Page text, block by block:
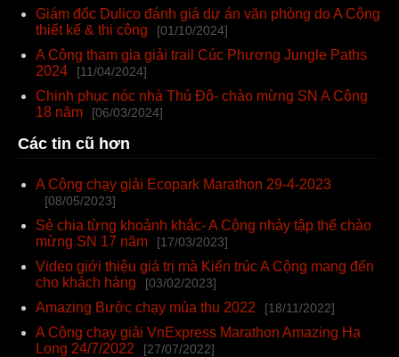
Giám đốc Dulico đánh giá dự án văn phòng do A Cộng
thiết kế & thi công
[01/10/2024]
A Cộng tham gia giải trail Cúc Phương Jungle Paths
2024
[11/04/2024]
Chinh phục nóc nhà Thủ Đô- chào mừng SN A Cộng
18 năm
[06/03/2024]
Các tin cũ hơn
A Cộng chạy giải Ecopark Marathon 29-4-2023
[08/05/2023]
Sẻ chia từng khoảnh khắc- A Cộng nhảy tập thể chào
mừng SN 17 năm
[17/03/2023]
Video giới thiệu giá trị mà Kiến trúc A Cộng mang đến
cho khách hàng
[03/02/2023]
Amazing Bước chạy mùa thu 2022 [18/11/2022]
A Cộng chạy giải VnExpress Marathon Amazing Hạ
Long 24/7/2022
[27/07/2022]